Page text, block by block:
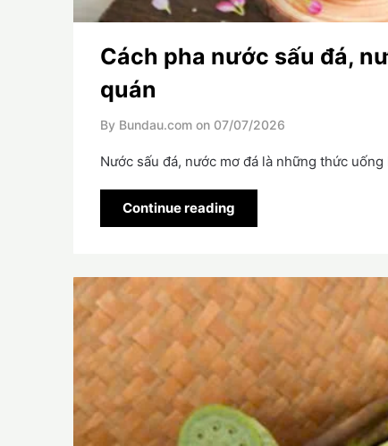
Cách pha nước sấu đá,
quán
By Bundau.com on 07/07/2026
Nước sấu đá, nước mơ đá là những thức
Continue reading